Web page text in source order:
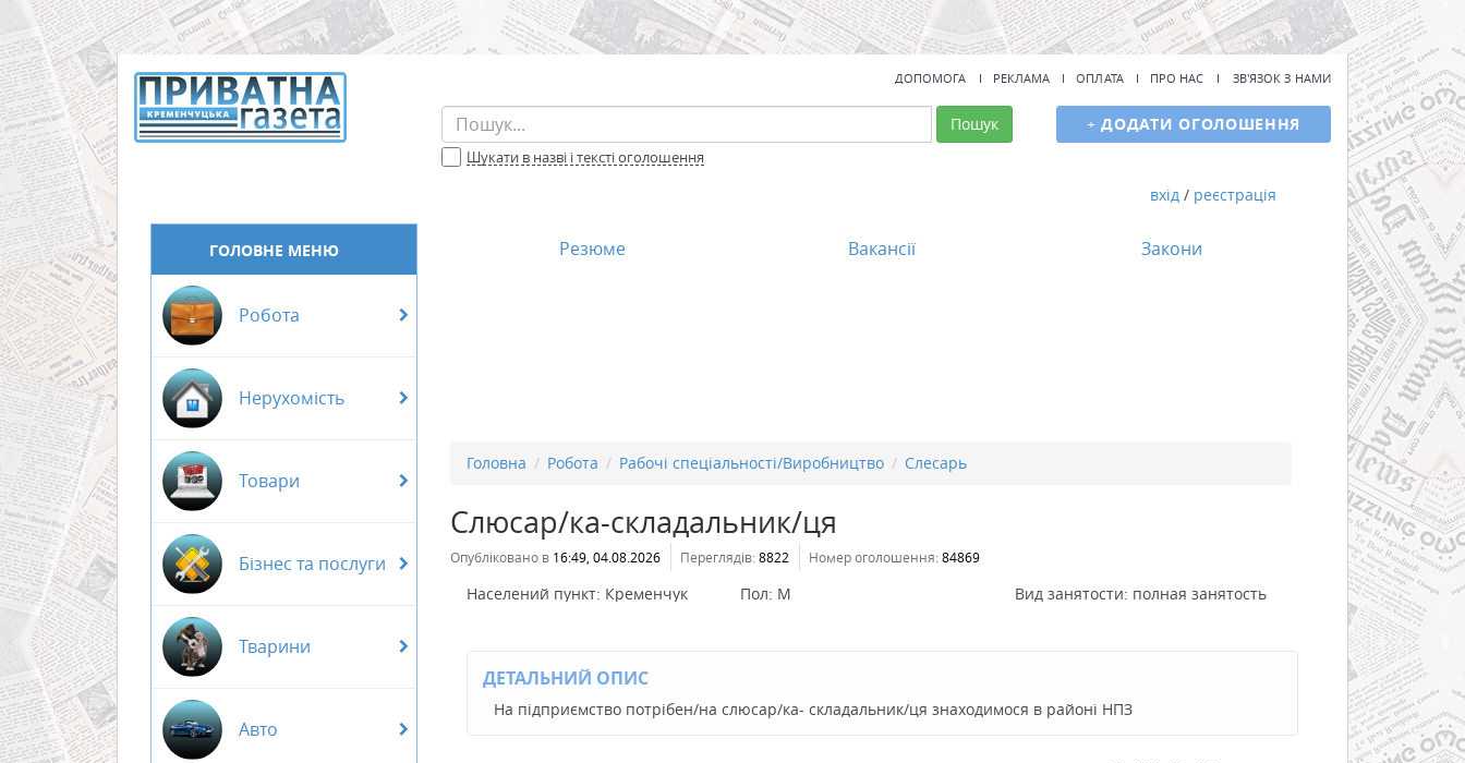
ДОПОМОГА РЕКЛАМА ОПЛАТА ПРО НАС ЗВ'ЯЗОК З НАМИ
Пошук
Шукати в назві і тексті оголошення
+ ДОДАТИ ОГОЛОШЕННЯ
вхід / реєстрація
ГОЛОВНЕ МЕНЮ
Робота
Нерухомість
Товари
Бізнес та послуги
Тварини
Авто
Резюме Вакансії Закони
Головна Робота Рабочі спеціальності/Виробництво Слесарь
Слюсар/ка-складальник/ця
Опубліковано в 16:49, 04.08.2026 Переглядів: 8822 Номер оголошення: 84869
Населений пункт: Кременчук Пол: М Вид занятости: полная занятость
ДЕТАЛЬНИЙ ОПИС
На підприємство потрібен/на слюсар/ка- складальник/ця знаходимося в районі НПЗ